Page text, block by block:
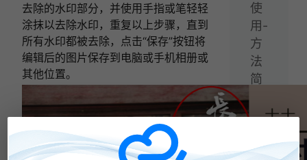
去除的水印部分，并使用手指或笔轻轻
涂抹以去除水印，重复以上步骤，直到
所有水印都被去除，点击“保存”按钮将
编辑后的图片保存到电脑或手机相册或
其他位置。
使
用-
方
法
简
易
适